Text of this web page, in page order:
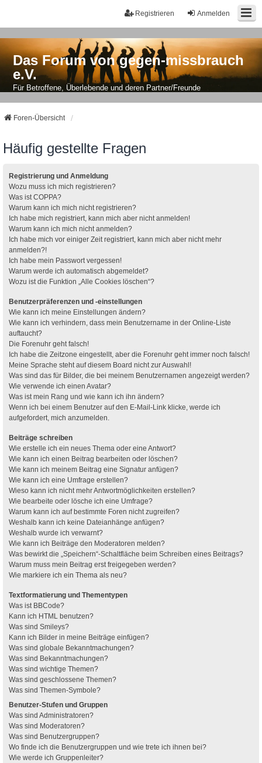
Anmelden
Registrieren
Das Forum von gegen-missbrauch
e.V.
Für Betroffene, Überlebende und deren Partner/Freunde
Foren-Übersicht
Häufig gestellte Fragen
Registrierung und Anmeldung
Wozu muss ich mich registrieren?
Was ist COPPA?
Warum kann ich mich nicht registrieren?
Ich habe mich registriert, kann mich aber nicht anmelden!
Warum kann ich mich nicht anmelden?
Ich habe mich vor einiger Zeit registriert, kann mich aber nicht mehr
anmelden?!
Ich habe mein Passwort vergessen!
Warum werde ich automatisch abgemeldet?
Wozu ist die Funktion „Alle Cookies löschen“?
Benutzerpräferenzen und -einstellungen
Wie kann ich meine Einstellungen ändern?
Wie kann ich verhindern, dass mein Benutzername in der Online-Liste
auftaucht?
Die Forenuhr geht falsch!
Ich habe die Zeitzone eingestellt, aber die Forenuhr geht immer noch falsch!
Meine Sprache steht auf diesem Board nicht zur Auswahl!
Was sind das für Bilder, die bei meinem Benutzernamen angezeigt werden?
Wie verwende ich einen Avatar?
Was ist mein Rang und wie kann ich ihn ändern?
Wenn ich bei einem Benutzer auf den E-Mail-Link klicke, werde ich
aufgefordert, mich anzumelden.
Beiträge schreiben
Wie erstelle ich ein neues Thema oder eine Antwort?
Wie kann ich einen Beitrag bearbeiten oder löschen?
Wie kann ich meinem Beitrag eine Signatur anfügen?
Wie kann ich eine Umfrage erstellen?
Wieso kann ich nicht mehr Antwortmöglichkeiten erstellen?
Wie bearbeite oder lösche ich eine Umfrage?
Warum kann ich auf bestimmte Foren nicht zugreifen?
Weshalb kann ich keine Dateianhänge anfügen?
Weshalb wurde ich verwarnt?
Wie kann ich Beiträge den Moderatoren melden?
Was bewirkt die „Speichern“-Schaltfläche beim Schreiben eines Beitrags?
Warum muss mein Beitrag erst freigegeben werden?
Wie markiere ich ein Thema als neu?
Textformatierung und Thementypen
Was ist BBCode?
Kann ich HTML benutzen?
Was sind Smileys?
Kann ich Bilder in meine Beiträge einfügen?
Was sind globale Bekanntmachungen?
Was sind Bekanntmachungen?
Was sind wichtige Themen?
Was sind geschlossene Themen?
Was sind Themen-Symbole?
Benutzer-Stufen und Gruppen
Was sind Administratoren?
Was sind Moderatoren?
Was sind Benutzergruppen?
Wo finde ich die Benutzergruppen und wie trete ich ihnen bei?
Wie werde ich Gruppenleiter?